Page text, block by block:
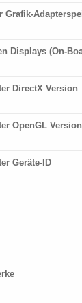
Grafik-
Displays (On-
DirectX Version
OpenGL Version
Geräte-ID